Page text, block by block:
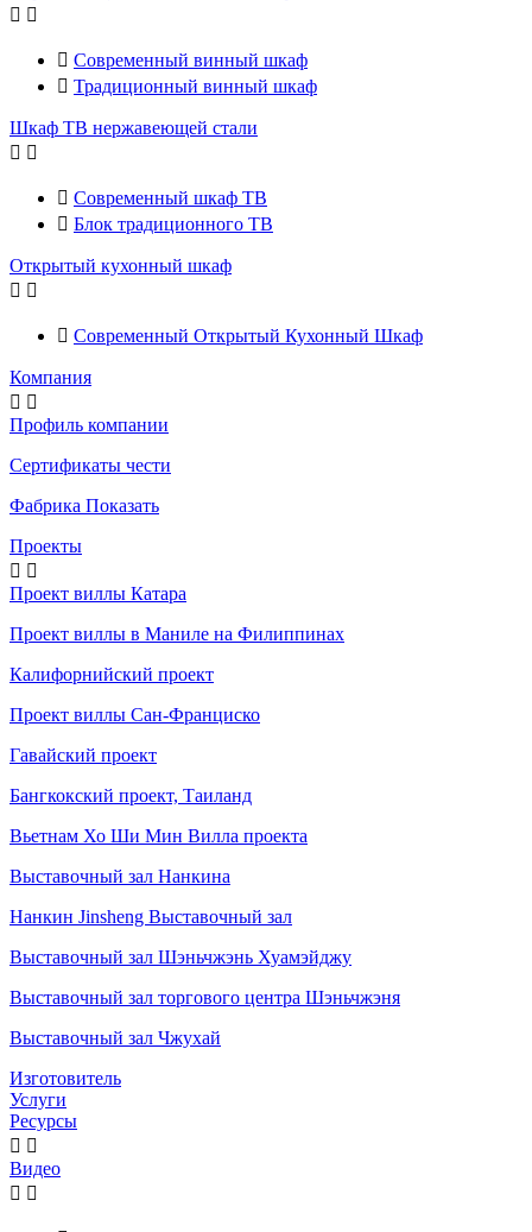
 
 Современный винный шкаф
 Традиционный винный шкаф
Шкаф ТВ нержавеющей стали
 
 Современный шкаф ТВ
 Блок традиционного ТВ
Открытый кухонный шкаф
 
 Современный Открытый Кухонный Шкаф
Компания
 
Профиль компании
Сертификаты чести
Фабрика Показать
Проекты
 
Проект виллы Катара
Проект виллы в Маниле на Филиппинах
Калифорнийский проект
Проект виллы Сан-Франциско
Гавайский проект
Бангкокский проект, Таиланд
Вьетнам Хо Ши Мин Вилла проекта
Выставочный зал Нанкина
Нанкин Jinsheng Выставочный зал
Выставочный зал Шэньчжэнь Хуамэйджу
Выставочный зал торгового центра Шэньчжэня
Выставочный зал Чжухай
Изготовитель
Услуги
Ресурсы
 
Видео
 